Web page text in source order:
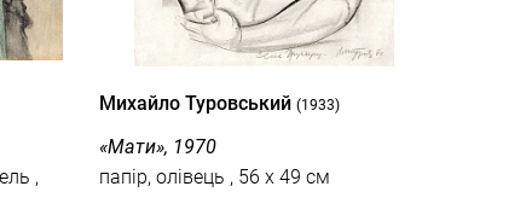
,
Михайло Туровський (1933)
«Мати», 1970
папір, олівець , 56 x 49 см